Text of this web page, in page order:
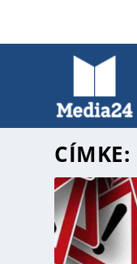
CÍMKE: